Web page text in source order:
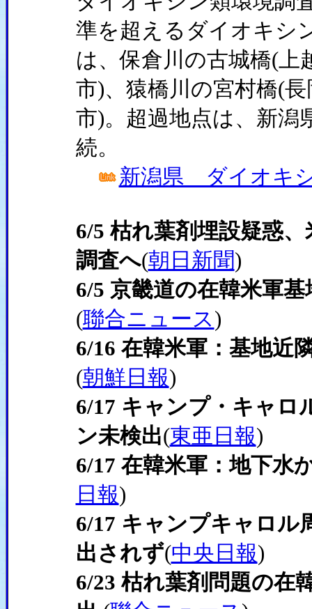
準を超えるダイオキシ
は、保倉川の古城橋(上
市)、猿橋川の宮村橋(
市)。超過地点は、新潟
続。
新潟県 ダイオキ
6/5 枯れ葉剤埋設疑惑
調査へ(朝日新聞)
6/5 京畿道の在韓米軍
(聯合ニュース)
6/16 在韓米軍：基地近
(朝鮮日報)
6/17 キャンプ・キャロ
ン未検出(東亜日報)
6/17 在韓米軍：地下水
日報)
6/17 キャンプキャロル
出されず(中央日報)
6/23 枯れ葉剤問題の在